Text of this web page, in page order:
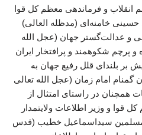
انقلاب و فرماندهی معظم کل قوا
خامنه‌ای (مدظله العالی)
و عدالت‌گستر جهان (عجل الله
پرچم شکوهمند و پرافتخار ایران
بر بلندای قلل رفیع جهان به
گمنام امام زمان (عجل الله تعالی
همچنان در راستای امتثال از
قوا و وزیر اطلاعات ولایتمدار
سیداسماعیل خطیب (قدس